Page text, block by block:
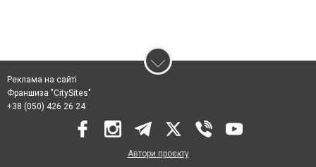
Реклама на сайті
Франшиза "CitySites"
+38 (050) 426 26 24
Автори проєкту